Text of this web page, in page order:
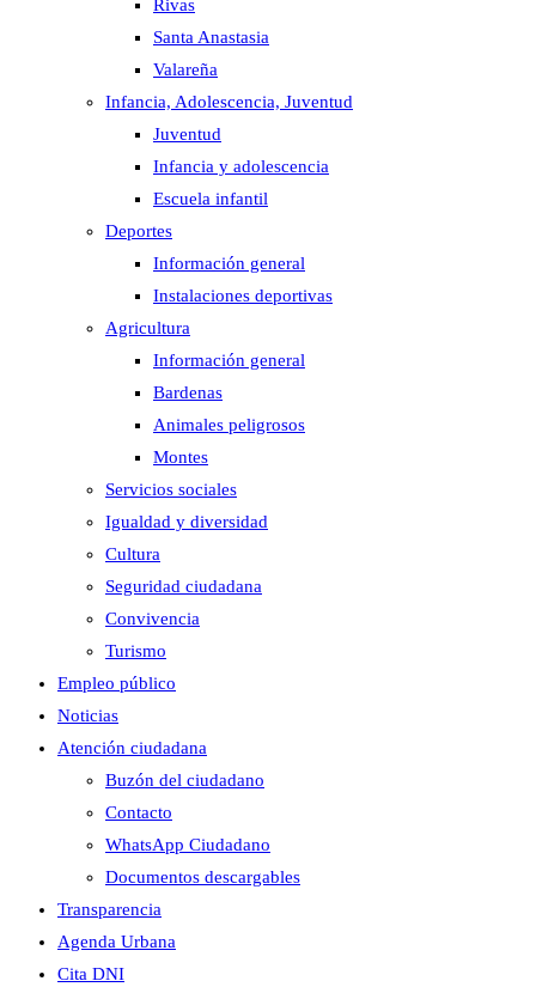
Rivas
Santa Anastasia
Valareña
Infancia, Adolescencia, Juventud
Juventud
Infancia y adolescencia
Escuela infantil
Deportes
Información general
Instalaciones deportivas
Agricultura
Información general
Bardenas
Animales peligrosos
Montes
Servicios sociales
Igualdad y diversidad
Cultura
Seguridad ciudadana
Convivencia
Turismo
Empleo público
Noticias
Atención ciudadana
Buzón del ciudadano
Contacto
WhatsApp Ciudadano
Documentos descargables
Transparencia
Agenda Urbana
Cita DNI